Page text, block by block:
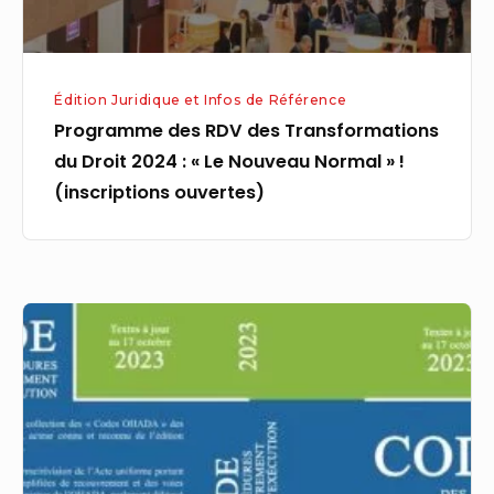
« Le
Normal »
(inscriptions
ouvertes)
Édition Juridique et Infos de Référence
Programme des RDV des Transformations
du Droit 2024 : « Le Nouveau Normal » !
(inscriptions ouvertes)
Parution
du
Code
procédures
de